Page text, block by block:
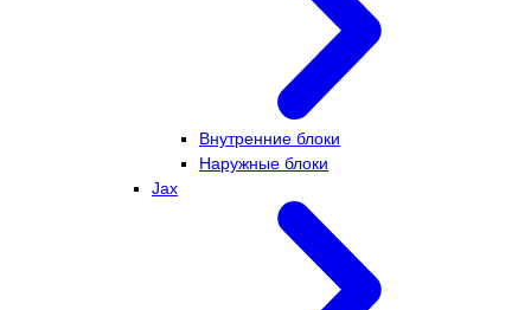
Внутренние блоки
Наружные блоки
Jax